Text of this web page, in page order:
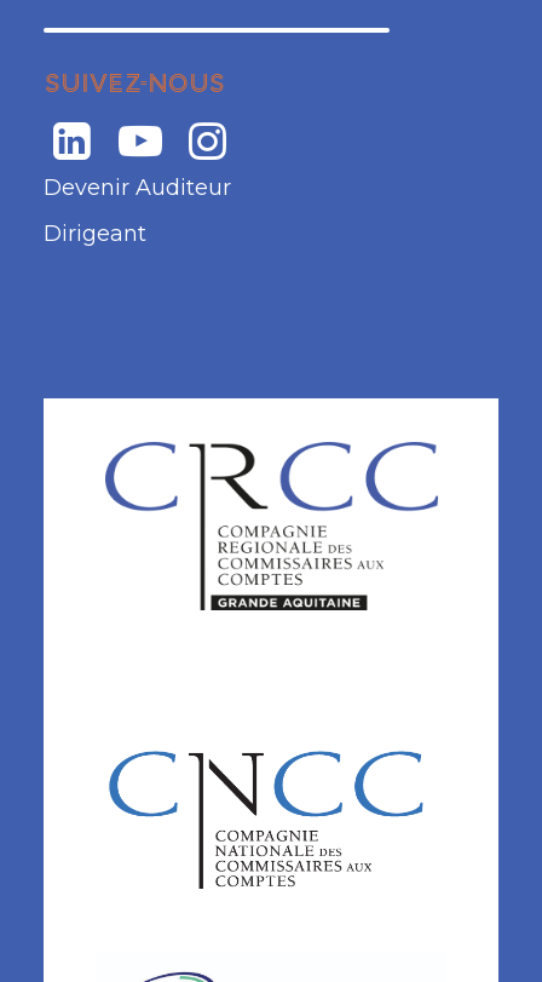
SUIVEZ-NOUS
Devenir Auditeur
Dirigeant